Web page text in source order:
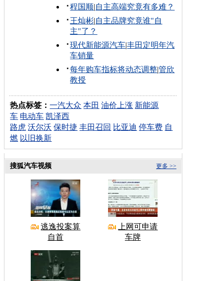
程国顺|自主高端究竟有多难？
王灿彬|自主品牌究竟谁"自
主"了？
现代新能源汽车|丰田定明年汽
车销量
每年购车指标将动态调整|管欣
教授
热点标签：一汽大众 本田 油价上涨 新能源
车 电动车 凯泽西
路虎 沃尔沃 保时捷 丰田召回 比亚迪 停车费 自
燃 以旧换新
更多 >>
搜狐汽车视频
逃逸投案算
自首
上网可申请
车牌